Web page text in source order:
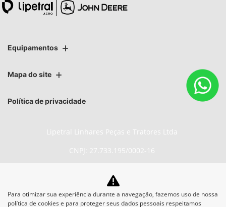
Equipamentos
Mapa do site
Política de privacidade
Lipetral Linhares Peças e Tratores Ltda
CNPJ: 27.733.195/0002-16
No trânsito, enxergar o outro
Para otimizar sua experiência durante a navegação, fazemos uso de nossa
política de cookies e para proteger seus dados pessoais respeitamos